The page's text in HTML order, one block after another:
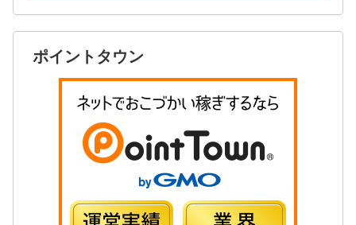
ポイントタウン